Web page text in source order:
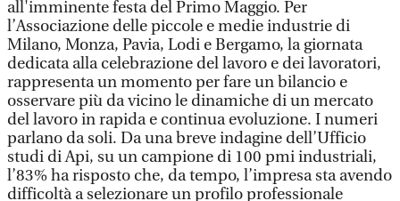
all'imminente festa del Primo Maggio. Per
l’Associazione delle piccole e medie industrie di
Milano, Monza, Pavia, Lodi e Bergamo, la giornata
dedicata alla celebrazione del lavoro e dei lavoratori,
rappresenta un momento per fare un bilancio e
osservare più da vicino le dinamiche di un mercato
del lavoro in rapida e continua evoluzione. I numeri
parlano da soli. Da una breve indagine dell’Ufficio
studi di Api, su un campione di 100 pmi industriali,
l’83% ha risposto che, da tempo, l’impresa sta avendo
difficoltà a selezionare un profilo professionale